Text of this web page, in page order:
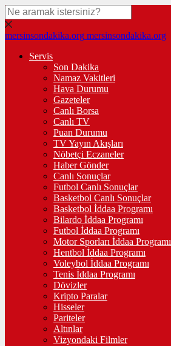
mersinsondakika.org mersinsondakika.org
Servis
Son Dakika
Namaz Vakitleri
Hava Durumu
Gazeteler
Canlı Borsa
Canlı TV
Puan Durumu
TV Yayın Akışları
Nöbetçi Eczaneler
Haber Gönder
Canlı Sonuçlar
Futbol Canlı Sonuçlar
Basketbol Canlı Sonuçlar
Basketbol İddaa Programı
Bilardo İddaa Programı
Futbol İddaa Programı
Motor Sporları İddaa Programı
Hentbol İddaa Programı
Voleybol İddaa Programı
Tenis İddaa Programı
Dövizler
Kripto Paralar
Hisseler
Pariteler
Altınlar
Vizyondaki Filmler